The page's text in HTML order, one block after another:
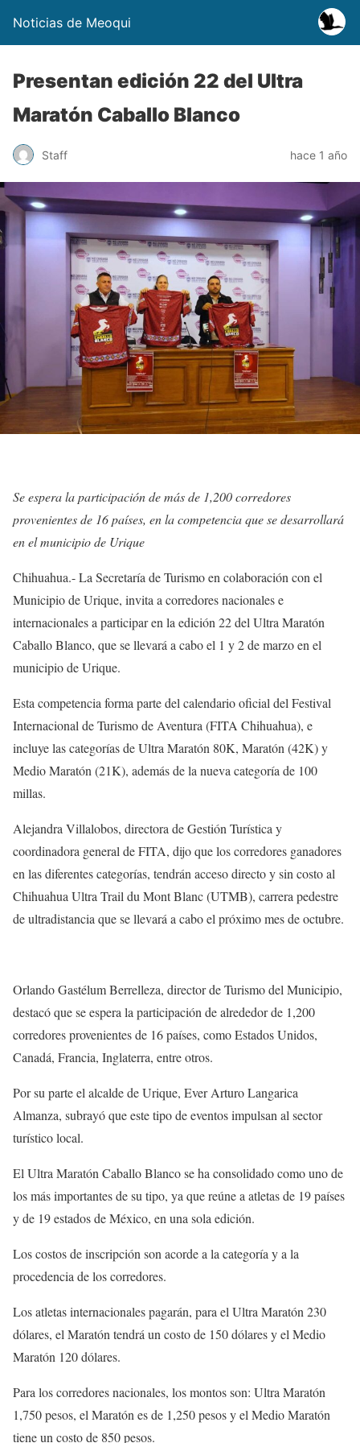
Noticias de Meoqui
Presentan edición 22 del Ultra
Maratón Caballo Blanco
Staff hace 1 año
Se espera la participación de más de 1,200 corredores
provenientes de 16 países, en la competencia que se desarrollará
en el municipio de Urique
Chihuahua.- La Secretaría de Turismo en colaboración con el
Municipio de Urique, invita a corredores nacionales e
internacionales a participar en la edición 22 del Ultra Maratón
Caballo Blanco, que se llevará a cabo el 1 y 2 de marzo en el
municipio de Urique.
Esta competencia forma parte del calendario oficial del Festival
Internacional de Turismo de Aventura (FITA Chihuahua), e
incluye las categorías de Ultra Maratón 80K, Maratón (42K) y
Medio Maratón (21K), además de la nueva categoría de 100
millas.
Alejandra Villalobos, directora de Gestión Turística y
coordinadora general de FITA, dijo que los corredores ganadores
en las diferentes categorías, tendrán acceso directo y sin costo al
Chihuahua Ultra Trail du Mont Blanc (UTMB), carrera pedestre
de ultradistancia que se llevará a cabo el próximo mes de octubre.
Orlando Gastélum Berrelleza, director de Turismo del Municipio,
destacó que se espera la participación de alrededor de 1,200
corredores provenientes de 16 países, como Estados Unidos,
Canadá, Francia, Inglaterra, entre otros.
Por su parte el alcalde de Urique, Ever Arturo Langarica
Almanza, subrayó que este tipo de eventos impulsan al sector
turístico local.
El Ultra Maratón Caballo Blanco se ha consolidado como uno de
los más importantes de su tipo, ya que reúne a atletas de 19 países
y de 19 estados de México, en una sola edición.
Los costos de inscripción son acorde a la categoría y a la
procedencia de los corredores.
Los atletas internacionales pagarán, para el Ultra Maratón 230
dólares, el Maratón tendrá un costo de 150 dólares y el Medio
Maratón 120 dólares.
Para los corredores nacionales, los montos son: Ultra Maratón
1,750 pesos, el Maratón es de 1,250 pesos y el Medio Maratón
tiene un costo de 850 pesos.